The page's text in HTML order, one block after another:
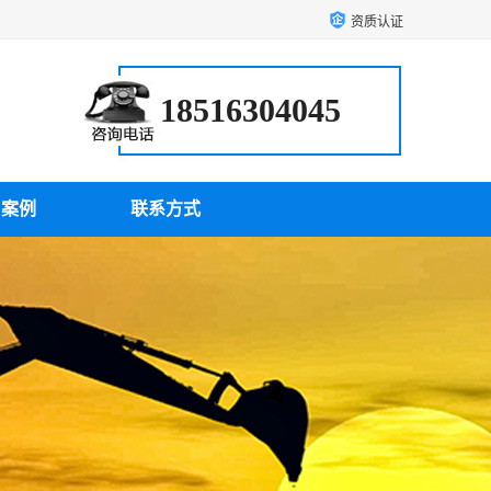
资质认证
18516304045
例 联系方式